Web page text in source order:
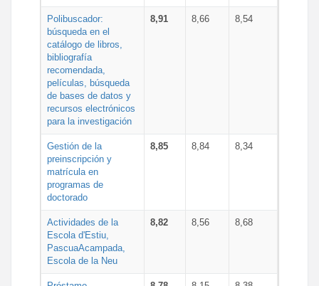
Polibuscador:
búsqueda en el
catálogo de libros,
bibliografía
recomendada,
películas, búsqueda
de bases de datos y
recursos electrónicos
para la investigación
8,91 8,66 8,54
Gestión de la
preinscripción y
matrícula en
programas de
doctorado
8,85 8,84 8,34
Actividades de la
Escola d'Estiu,
PascuaAcampada,
Escola de la Neu
8,82 8,56 8,68